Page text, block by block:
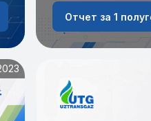
Отчет за 1